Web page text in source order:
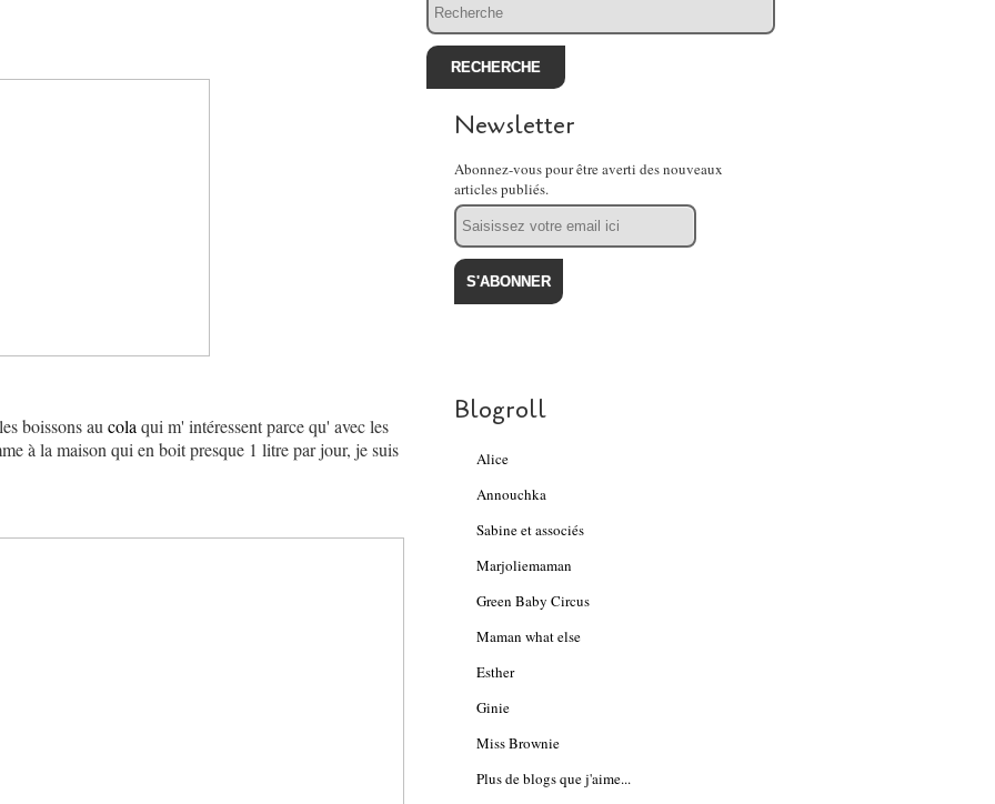
boissons au cola qui m' intéressent parce qu' avec les
à la maison qui en boit presque 1 litre par jour, je suis
Newsletter
Abonnez-vous pour être averti des nouveaux
articles publiés.
Email
Blogroll
Alice
Annouchka
Sabine et associés
Marjoliemaman
Green Baby Circus
Maman what else
Esther
Ginie
Miss Brownie
Plus de blogs que j'aime...